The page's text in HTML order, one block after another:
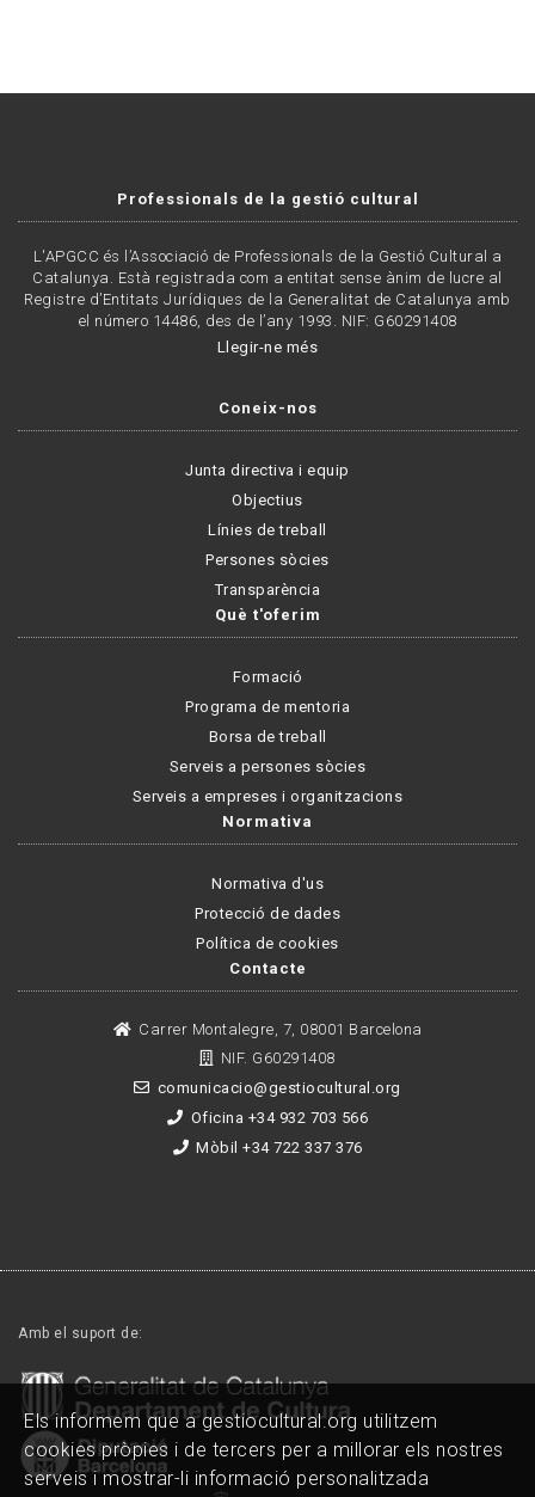
Professionals de la gestió cultural
L'APGCC és l’Associació de Professionals de la Gestió Cultural a
Catalunya. Està registrada com a entitat sense ànim de lucre al
Registre d’Entitats Jurídiques de la Generalitat de Catalunya amb
el número 14486, des de l’any 1993. NIF: G60291408
Llegir-ne més
Coneix-nos
Junta directiva i equip
Objectius
Línies de treball
Persones sòcies
Transparència
Què t'oferim
Formació
Programa de mentoria
Borsa de treball
Serveis a persones sòcies
Serveis a empreses i organitzacions
Normativa
Normativa d'us
Protecció de dades
Política de cookies
Contacte
Carrer Montalegre, 7, 08001 Barcelona
NIF. G60291408
comunicacio@gestiocultural.org
Oficina +34 932 703 566
Mòbil +34 722 337 376
Amb el suport de:
Els informem que a gestiocultural.org utilitzem
cookies pròpies i de tercers per a millorar els nostres
serveis i mostrar-li informació personalitzada